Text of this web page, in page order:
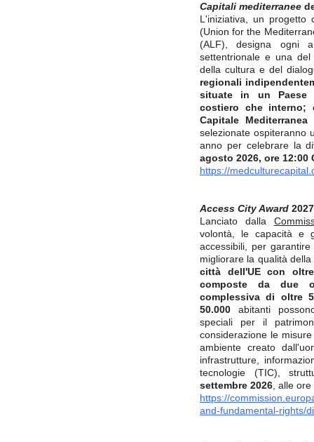
Capitali mediterranee
L'iniziativa, un progetto
(Union for the
(ALF), designa ogni
settentrionale e una del
della cultura e del
regionali
situate in un Paese
costiero che interno;
Capitale
selezionate ospiteranno
anno per celebrare la
agosto 2026, ore 12:00
https://
Access City Award 2027
Lanciato dalla
volontà, le capacità e
accessibili, per
migliorare la qualità
città dell'UE con
composte da due
complessiva di oltre
50.000 abitanti
speciali per il
considerazione le
ambiente creato
infrastrutture,
tecnologie (TIC),
settembre 2026 , alle
https://
and-fundamental-rights/